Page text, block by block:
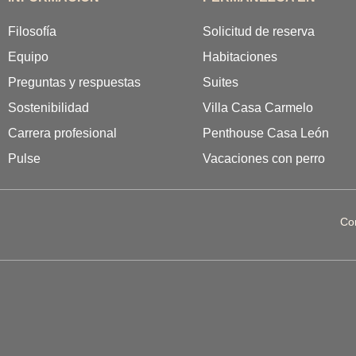
Filosofía
Equipo
Preguntas y respuestas
Sostenibilidad
Carrera profesional
Pulse
Solicitud de reserva
Habitaciones
Suites
Villa Casa Carmelo
Penthouse Casa León
Vacaciones con perro